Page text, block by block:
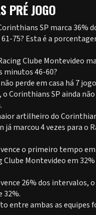
PRÉ JOGO
SP marca 36%
75? Esta é a
Clube Montevideo
minutos 46-60?
perde em casa há 7
o Corinthians SP ainda
artilheiro do
já marcou 4 vezes para o
o primeiro tempo em
Montevideo em 32%
26% dos intervalos,
32%.
entre ambas as equipes